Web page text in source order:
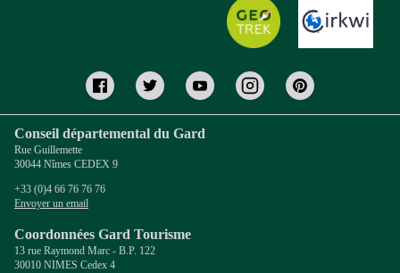
Conseil départemental du Gard
Rue Guillemette
30044 Nîmes CEDEX 9
+33 (0)4 66 76 76 76
Envoyer un email
Coordonnées Gard Tourisme
13 rue Raymond Marc - B.P. 122
30010 NIMES Cedex 4